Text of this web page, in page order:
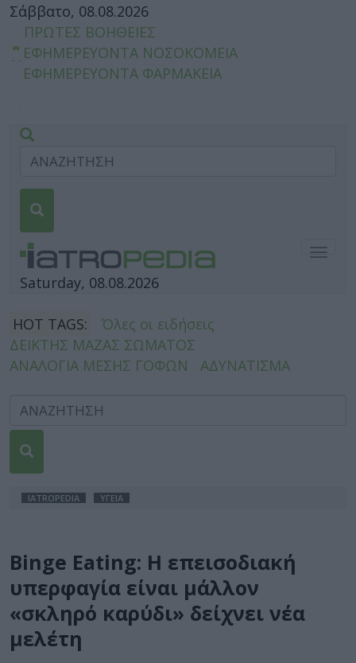
Σάββατο, 08.08.2026
ΠΡΩΤΕΣ ΒΟΗΘΕΙΕΣ
ΕΦΗΜΕΡΕΥΟΝΤΑ ΝΟΣΟΚΟΜΕΙΑ
ΕΦΗΜΕΡΕΥΟΝΤΑ ΦΑΡΜΑΚΕΙΑ
Saturday, 08.08.2026
HOT TAGS:
Όλες οι ειδήσεις
ΔΕΙΚΤΗΣ ΜΑΖΑΣ ΣΩΜΑΤΟΣ
ΑΝΑΛΟΓΙΑ ΜΕΣΗΣ ΓΟΦΩΝ
ΑΔΥΝΑΤΙΣΜΑ
IATROPEDIA ΥΓΕΙΑ
Binge Eating: Η επεισοδιακή
υπερφαγία είναι μάλλον
«σκληρό καρύδι» δείχνει νέα
μελέτη